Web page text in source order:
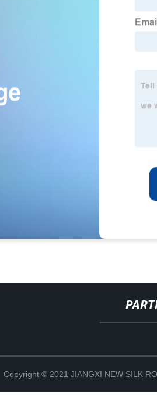
Copyright © 2021 JIANGXI NEW SILK